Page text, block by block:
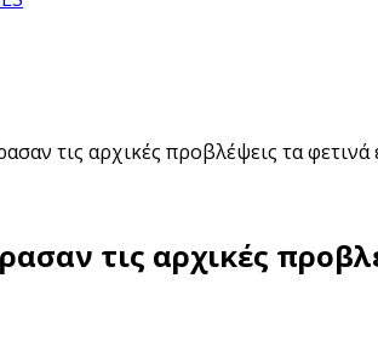
τις αρχικές προβλέψεις τα φετινά
τις αρχικές